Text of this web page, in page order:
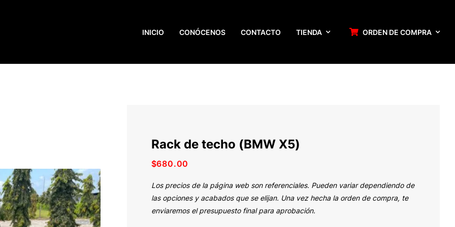
INICIO CONÓCENOS CONTACTO TIENDA ORDEN DE COMPRA
Rack de techo (BMW X5)
$680.00
Los precios de la página web son referenciales. Pueden variar dependiendo de
las opciones y acabados que se elijan. Una vez hecha la orden de compra, te
enviaremos el presupuesto final para aprobación.